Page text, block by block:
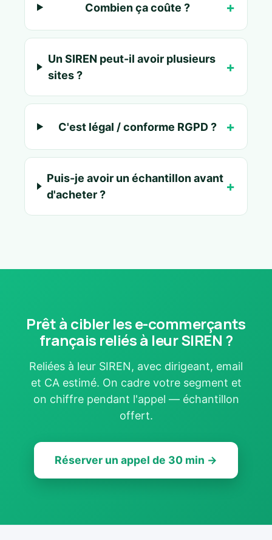
Combien ça coûte ?
Un SIREN peut-il avoir plusieurs
sites ?
C'est légal / conforme RGPD ?
Puis-je avoir un échantillon avant
d'acheter ?
Prêt à cibler les e-commerçants
français reliés à leur SIREN ?
Reliées à leur SIREN, avec dirigeant, email
et CA estimé. On cadre votre segment et
on chiffre pendant l'appel — échantillon
offert.
Réserver un appel de 30 min →